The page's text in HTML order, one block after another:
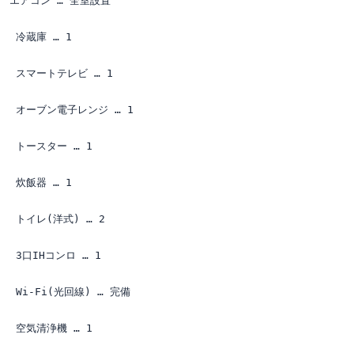
冷蔵庫 … 1
スマートテレビ … 1
オーブン電子レンジ … 1
トースター … 1
炊飯器 … 1
トイレ(洋式) … 2
3口IHコンロ … 1
Wi-Fi(光回線) … 完備
空気清浄機 … 1